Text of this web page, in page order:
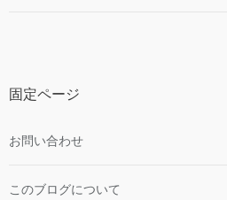
固定ページ
お問い合わせ
このブログについて